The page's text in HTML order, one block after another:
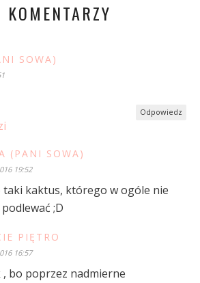
SOWA)
Odpowiedz
(PANI SOWA)
19:52
taki kaktus, którego w ogóle nie
;D
PIĘTRO
16:57
, bo poprzez nadmierne